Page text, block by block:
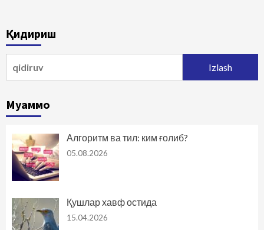
Қидириш
Муаммо
Алгоритм ва тил: ким ғолиб?
05.08.2026
Қушлар хавф остида
15.04.2026